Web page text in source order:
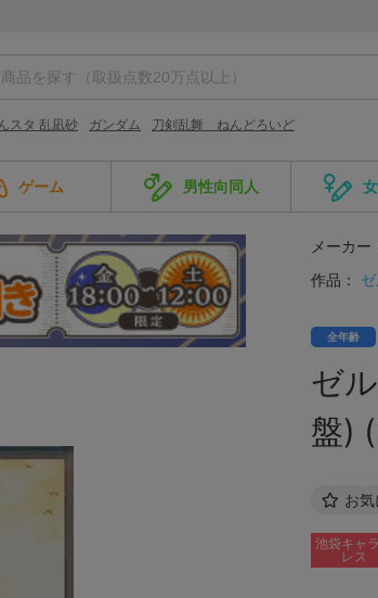
スタ 乱凪砂 ガンダム 刀剣乱舞 ねんどろいど
ゲーム 男性向同人
メーカー
作品：
全年齢
ゼ
盤)
お
池袋キャ
レス